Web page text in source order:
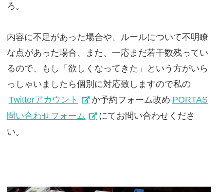
ろ。
内容に不足があった場合や、ルールについて不明瞭
な点があった場合、また、一応まだ若干数残ってい
るので、もし「欲しくなってきた」という方がいら
っしゃいましたら個別に対応致しますので私の
Twitterアカウント
か予約フォーム改め PORTAS
問い合わせフォーム
にてお問い合わせくださ
い。